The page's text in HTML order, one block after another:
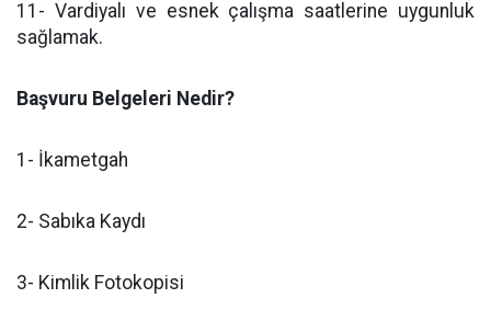
11- Vardiyalı ve esnek çalışma saatlerine uygunluk
sağlamak.
Başvuru Belgeleri Nedir?
1- İkametgah
2- Sabıka Kaydı
3- Kimlik Fotokopisi